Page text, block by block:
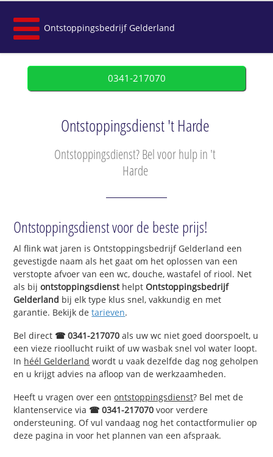
Ontstoppingsbedrijf Gelderland
0341-217070
Ontstoppingsdienst 't Harde
Ontstoppingsdienst? Bel voor hulp in 't
Harde
Ontstoppingsdienst voor de beste prijs!
Al flink wat jaren is Ontstoppingsbedrijf Gelderland een
gevestigde naam als het gaat om het oplossen van een
verstopte afvoer van een wc, douche, wastafel of riool. Net
als bijontstoppingsdiensthelptOntstoppingsbedrijf
Gelderland bij elk type klus snel, vakkundig en met
garantie. Bekijk detarieven.
Bel direct ☎ 0341-217070 als uw wc niet goed doorspoelt, u
een vieze rioollucht ruikt of uw wasbak snel vol water loopt.
In héél Gelderland wordt u vaak dezelfde dag nog geholpen
en u krijgt advies na afloop van de werkzaamheden.
Heeft u vragen over eenontstoppingsdienst? Bel met de
klantenservice via ☎ 0341-217070 voor verdere
ondersteuning. Of vul vandaag nog het contactformulier op
deze pagina in voor het plannen van een afspraak.